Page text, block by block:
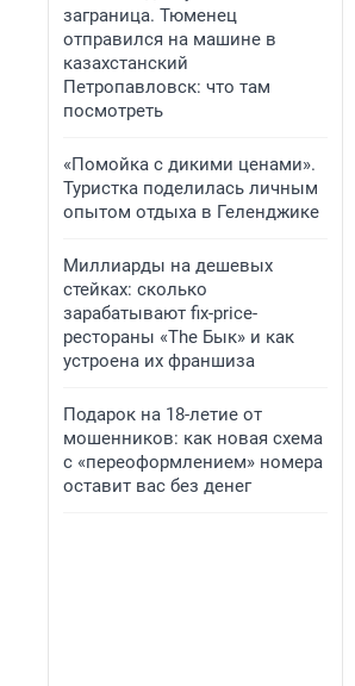
заграница. Тюменец
отправился на машине в
казахстанский
Петропавловск: что там
посмотреть
«Помойка с дикими ценами».
Туристка поделилась личным
опытом отдыха в Геленджике
Миллиарды на дешевых
стейках: сколько
зарабатывают fix-price-
рестораны «The Бык» и как
устроена их франшиза
Подарок на 18-летие от
мошенников: как новая схема
с «переоформлением» номера
оставит вас без денег